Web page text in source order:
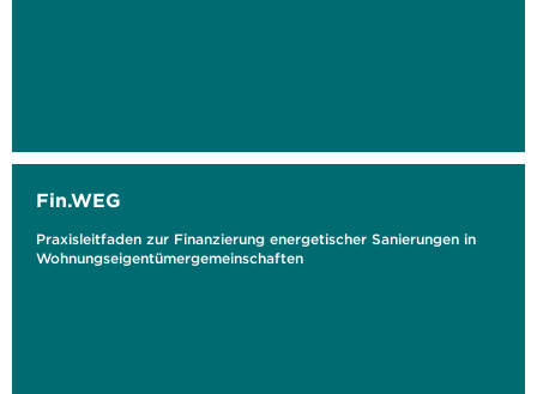
Fin.WEG
Praxisleitfaden zur Finanzierung energetischer Sanierungen in
Wohnungseigentümergemeinschaften